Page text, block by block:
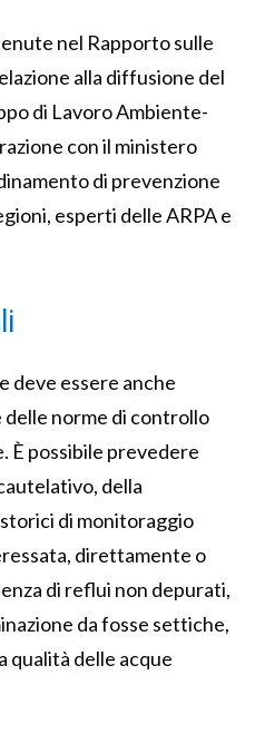
nel Rapporto sulle
alla diffusione del
di Lavoro Ambiente-
con il ministero
di prevenzione
esperti delle ARPA e
deve essere anche
delle norme di controllo
È possibile prevedere
della
di monitoraggio
direttamente o
di reflui non depurati,
da fosse settiche,
qualità delle acque